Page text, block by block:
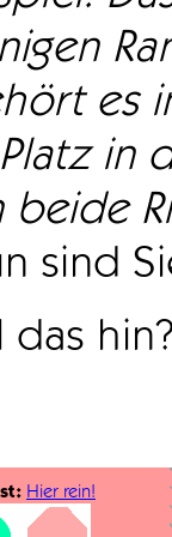
es
in
beide
sind
das
Hier rein!